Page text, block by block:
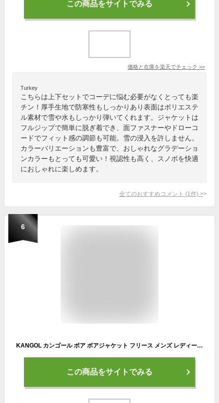
この商品をサイトでみる
価格と在庫を楽天でチェック >>
Turkey
こちらは上下セットでコーデに悩む必要がなくとっても楽
チン！厚手生地で防寒性もしっかりあり表面はポリエステ
ル素材で雪や水もしっかり弾いてくれます。ジャケットは
フルジップで簡単に脱ぎ着でき、面ファスナーやドローコ
ードでフィット感の調節も可能。雪の浸入を許しません。
カラーバリエーションも豊富で、おしゃれなグラデーショ
ンカラーもとっても可愛い！視認性も高く、スノボを快適
におしゃれに楽しめます。
全てのおすすめコメント (1 件) >
6
KANGOL カンゴール ボア ボアジャケット フリース メンズ レディース ファッション ブルゾン アウター カジュアル 防寒 防風 ビッグシルエット 大きいサイズ ルーズ ワイド ロゴ 限定 ユニセックス おしゃれ ユニセックス ペア 秋 秋服 冬 冬服
この商品をサイトでみる